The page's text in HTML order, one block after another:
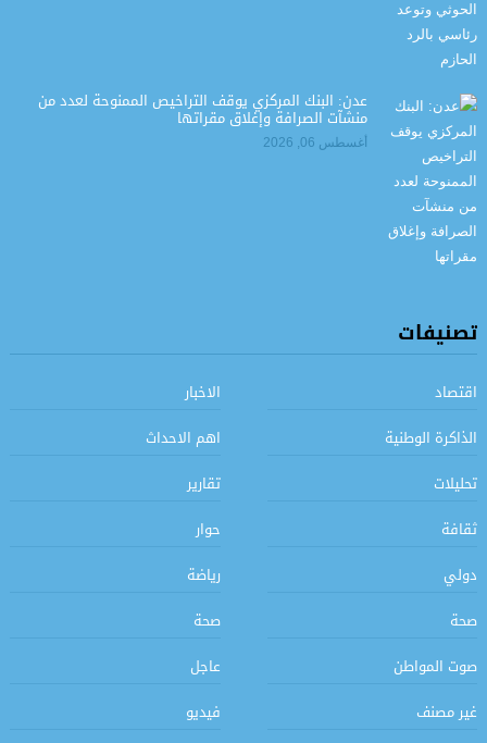
عدن: البنك المركزي يوقف التراخيص الممنوحة لعدد من
منشآت الصرافة وإغلاق مقراتها
أغسطس 06, 2026
تصنيفات
اقتصاد
الاخبار
الذاكرة الوطنية
اهم الاحداث
تحليلات
تقارير
ثقافة
حوار
دولي
رياضة
صحة
صحة
صوت المواطن
عاجل
غير مصنف
فيديو